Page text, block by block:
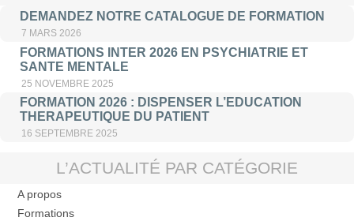
DEMANDEZ NOTRE CATALOGUE DE FORMATION
7 MARS 2026
FORMATIONS INTER 2026 EN PSYCHIATRIE ET
SANTE MENTALE
25 NOVEMBRE 2025
FORMATION 2026 : DISPENSER L’EDUCATION
THERAPEUTIQUE DU PATIENT
16 SEPTEMBRE 2025
L’ACTUALITÉ PAR CATÉGORIE
A propos
Formations